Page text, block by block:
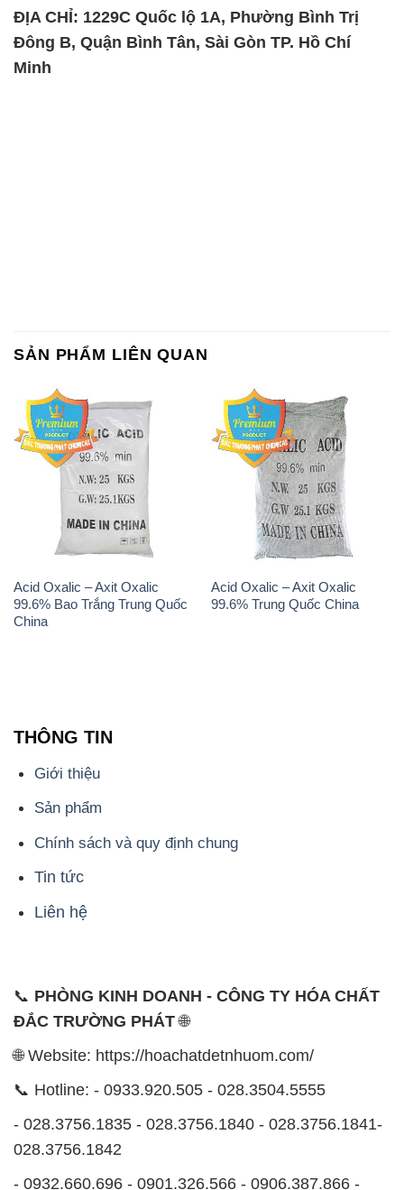
ĐỊA CHỈ: 1229C Quốc lộ 1A, Phường Bình Trị
Đông B, Quận Bình Tân, Sài Gòn TP. Hồ Chí
Minh
SẢN PHẨM LIÊN QUAN
Acid Oxalic – Axit Oxalic
99.6% Bao Trắng Trung Quốc
China
Acid Oxalic – Axit Oxalic
99.6% Trung Quốc China
THÔNG TIN
Giới thiệu
Sản phẩm
Chính sách và quy định chung
Tin tức
Liên hệ
📞 PHÒNG KINH DOANH - CÔNG TY HÓA CHẤT
ĐẮC TRƯỜNG PHÁT🌐
🌐 Website: https://hoachatdetnhuom.com/
📞 Hotline: - 0933.920.505 - 028.3504.5555
- 028.3756.1835 - 028.3756.1840 - 028.3756.1841-
028.3756.1842
- 0932.660.696 - 0901.326.566 - 0906.387.866 -